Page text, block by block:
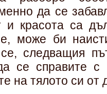
да се
и красота са
може би
следващия
се справите
на тялото си от